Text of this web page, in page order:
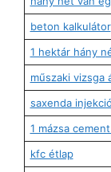
beton kalkulátor
1 hektár hány
műszaki vizsga
saxenda
1 mázsa
kfc étlap